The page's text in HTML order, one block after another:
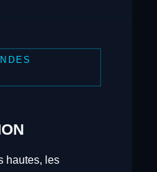
hautes, les